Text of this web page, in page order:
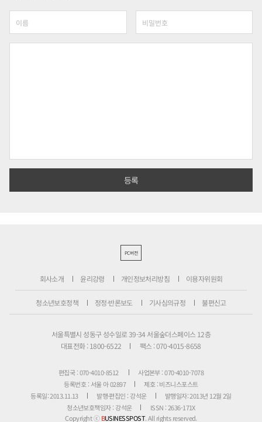
PC버전
회사소개 윤리강령 개인정보처리방침 이용자위원회
청소년보호정책 정정·반론보도 기사심의규정 불편신고
서울특별시 성동구 성수일로 39-34 서울숲더스페이스 12층
대표전화 : 1800-6522
팩스 : 070-4015-8658
편집국 : 070-4010-8512
사업본부 : 070-4010-7078
등록번호 : 서울 아 02897
제호 : 비즈니스포스트
등록일: 2013.11.13
발행·편집인 : 강석운
발행일자: 2013년 12월 2일
청소년보호책임자 : 강석운
ISSN : 2636-171X
Copyright ⓒBUSINESSPOST. All rights reserved.